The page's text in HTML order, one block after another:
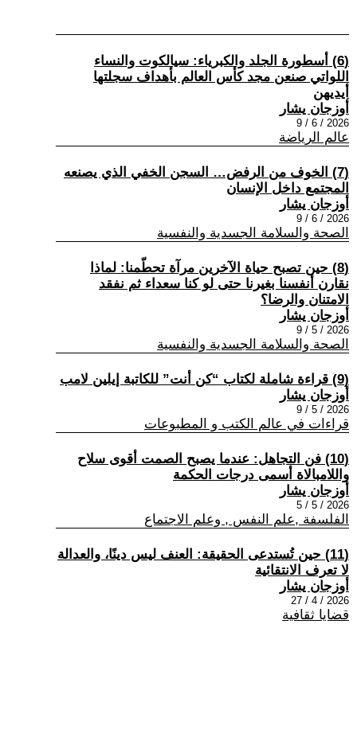
(6) أسطورة الجلد والكبرياء: سيالكوت والنساء
اللواتي صنعن مجد كأس العالم بأهداف سجلتها
أيديهن
أوزجان يشار
2026 / 6 / 9
عالم الرياضة
(7) الخوف من الرفض… السجن الخفي الذي يصنعه
المجتمع داخل الإنسان
أوزجان يشار
2026 / 6 / 9
الصحة والسلامة الجسدية والنفسية
(8) حين تصبح حياة الآخرين مرآة تحطّمنا: لماذا
نقارن أنفسنا بغيرنا حتى لو كنا سعداء ثم نفقد
الامتنان والرضا؟
أوزجان يشار
2026 / 5 / 9
الصحة والسلامة الجسدية والنفسية
(9) قراءة شاملة لكتاب “كن أنت” للكاتبة إيلين لامب
أوزجان يشار
2026 / 5 / 9
قراءات في عالم الكتب و المطبوعات
(10) فن التجاهل: عندما يصبح الصمت أقوى سلاح
واللامبالاة أسمى درجات الحكمة
أوزجان يشار
2026 / 5 / 5
الفلسفة ,علم النفس , وعلم الاجتماع
(11) حين تُستدعى الحقيقة: العنف ليس دينًا، والعدالة
لا تعرف الانتقائية
أوزجان يشار
2026 / 4 / 27
قضايا ثقافية